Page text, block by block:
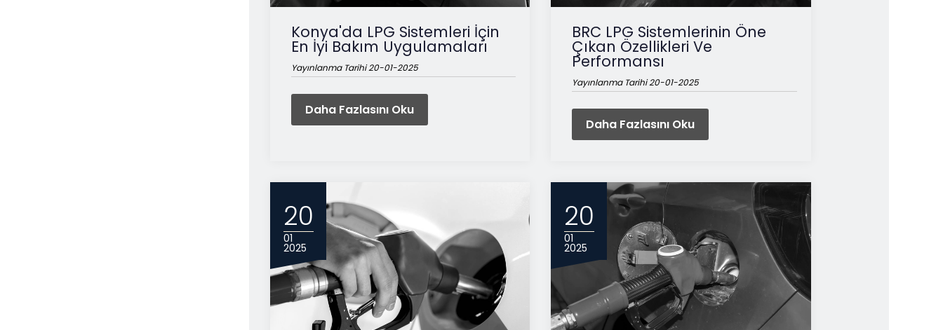
Konya'da LPG Sistemleri İçin
En İyi Bakım Uygulamaları
Yayınlanma Tarihi 20-01-2025
Daha Fazlasını Oku
BRC LPG Sistemlerinin Öne
Çıkan Özellikleri Ve
Performansı
Yayınlanma Tarihi 20-01-2025
Daha Fazlasını Oku
20
01
2025
20
01
2025